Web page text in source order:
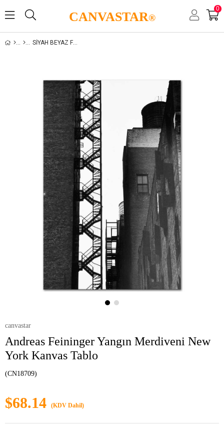
CANVASTAR®
0
SIYAH BEYAZ FOTOĞRAFLAR
canvastar
Andreas Feininger Yangın Merdiveni New
York Kanvas Tablo
(CN18709)
$68.14 (KDV Dahil)